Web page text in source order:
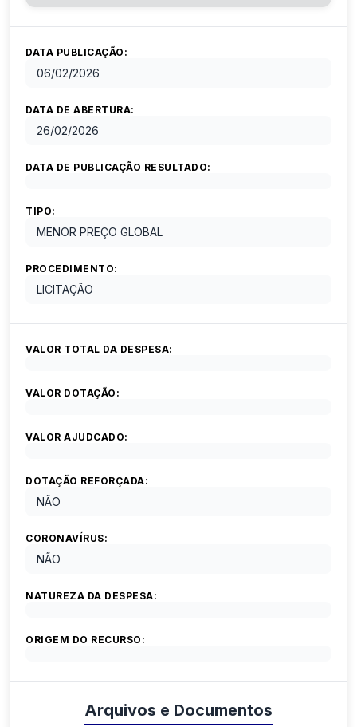
DATA PUBLICAÇÃO:
06/02/2026
DATA DE ABERTURA:
26/02/2026
DATA DE PUBLICAÇÃO RESULTADO:
TIPO:
MENOR PREÇO GLOBAL
PROCEDIMENTO:
LICITAÇÃO
VALOR TOTAL DA DESPESA:
VALOR DOTAÇÃO:
VALOR AJUDCADO:
DOTAÇÃO REFORÇADA:
NÃO
CORONAVÍRUS:
NÃO
NATUREZA DA DESPESA:
ORIGEM DO RECURSO:
Arquivos e Documentos